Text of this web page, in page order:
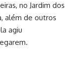
no Jardim dos
além de outros
agiu